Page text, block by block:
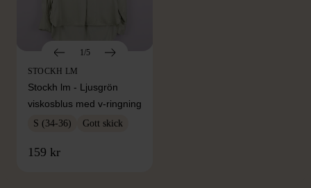
1/5
STOCKH LM
Stockh lm - Ljusgrön
viskosblus med v-ringning
S (34-36) Gott skick
159 kr
FRÅN SAMMA VARUMÄRKE